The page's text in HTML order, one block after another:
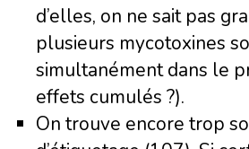
d’elles, on ne sait pas
plusieurs mycotoxines
simultanément dans le
effets cumulés ?).
On trouve encore trop